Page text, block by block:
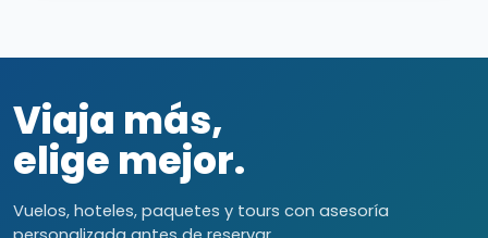
Viaja más,
elige mejor.
Vuelos, hoteles, paquetes y tours con asesoría